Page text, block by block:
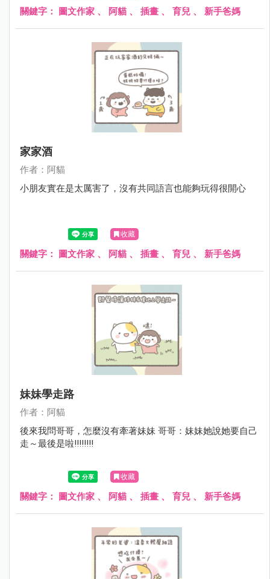
關鍵字： 圖文作家 、 阿貓 、 插畫 、 育兒 、 新手爸媽
家家酒
作者：阿貓
小朋友實在是太厲害了，沒有共同語言也能夠玩得很開心
收藏
關鍵字： 圖文作家 、 阿貓 、 插畫 、 育兒 、 新手爸媽
妹妹學走路
作者：阿貓
後來我問哥哥，怎麼沒有牽著妹妹 哥哥：妹妹她說她要自己
走～最後是啦!!!!!!!!
收藏
關鍵字： 圖文作家 、 阿貓 、 插畫 、 育兒 、 新手爸媽